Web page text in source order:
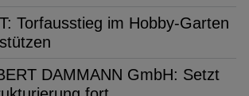
Torfausstieg im Hobby-Garten
DAMMANN GmbH: Setzt